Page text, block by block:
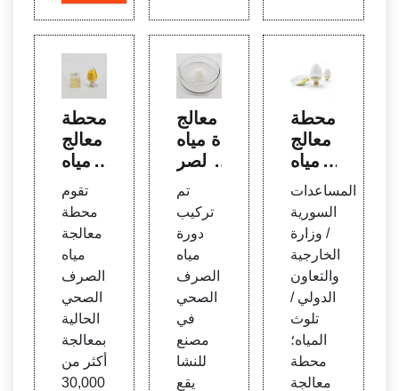
محطة
معالج
ة مياه
ف ال
صحي
بانكو
ك مص
ر - ال
مشاري
ع
تقوم
محطة
معالجة
مياه
الصرف
الصحي
الحالية
بمعالجة
أكثر من
30,000
معالج
ة مياه
الصر
صحي
بإنتاج
الغاز ا
لحيو
ي، م
صر
تم
تركيب
دورة
مياه
الصرف
الصحي
في
مصنع
للنشا
يقع
محطة
معالج
ة مياه
الصر
ف ال
صحي
| كمبو
ديا للت
نمية ا
لمفتو
حة
(OD
C)
المساعدات
السورية
/ وزارة
الخارجية
والتعاون
الدولي /
تلوث
المياه؛
محطة
معالجة